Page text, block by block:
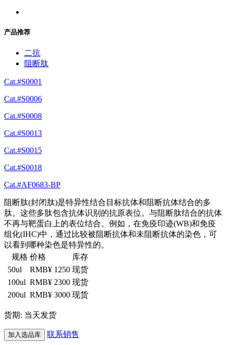
产品推荐
二抗
阻断肽
Cat.#S0001
Cat.#S0006
Cat.#S0008
Cat.#S0013
Cat.#S0015
Cat.#S0018
Cat.#AF0683-BP
阻断肽(封闭肽)是特异性结合目标抗体和阻断抗体结合的多
肽。这些多肽包含抗体识别的抗原表位。与阻断肽结合的抗体
不再与靶蛋白上的表位结合。例如，在免疫印迹(WB)和免疫
组化(IHC)中，通过比较被阻断抗体和未阻断抗体的染色，可
以看到哪种染色是特异性的。
规格 价格
库存
50ul
RMB¥ 1250 现货
100ul RMB¥ 2300 现货
200ul RMB¥ 3000 现货
货期: 当天发货
加入选品库 联系销售